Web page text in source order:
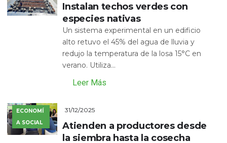
Instalan techos verdes con
especies nativas
Un sistema experimental en un edificio
alto retuvo el 45% del agua de lluvia y
redujo la temperatura de la losa 15°C en
verano. Utiliza...
Leer Más
ECONOMÍ
A SOCIAL
31/12/2025
Atienden a productores desde
la siembra hasta la cosecha